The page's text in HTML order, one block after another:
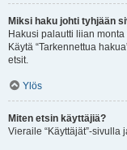
Miksi haku johti tyhjään
Hakusi palautti liian
Käytä “Tarkennettua
etsit.
Ylös
Miten etsin käyttäjiä?
Vieraile “Käyttäjät”-sivulla